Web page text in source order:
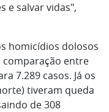
e salvar vidas",
homicídios dolosos
comparação entre
7.289 casos. Já os
tiveram queda
de 308